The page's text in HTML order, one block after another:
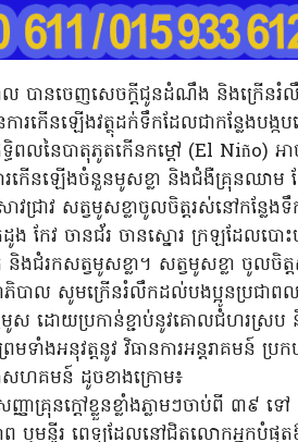
ាល បានចេញសេចក្តីជូនដំណឹង និងក្រើន
រកើនឡើងវត្ថុដក់ទឹកដែលជាកន្លែងបង្ក
ពលនៃបាតុភូតកើនកម្ដៅ (El Niño) អា
ារកើនឡើងចំនួនមូសខ្លា និងជំងឺគ្រុនឈាម
រាវ សត្វមូសខ្លាចូលចិត្តរស់នៅកន្លែង
ែវ ចានជ័រ ចានស្នោរ ក្រឡដែលបោ
ងជំរកសត្វមូសខ្លា។ សត្វមូសខ្លា ចូលចិត្
សូមក្រើនរំលឹកដល់បងប្អូនប្រជាពលរដ្
ដោយប្រកាន់ខ្ជាប់នូវគោលជំហរស្រប នឹ
ព្រមទាំងអនុវត្តនូវ វិធានការអន្តរាគម
ងសហគមន៍ ដូចខាងក្រោម៖
គ្រុនក្តៅខ្លួនខ្លាំងភ្លាមៗចាប់ពី ៣៩ ទ
មន្ទីរ ពេទ្យដែលនៅជិតលោកអ្នកបំផុតឱ្